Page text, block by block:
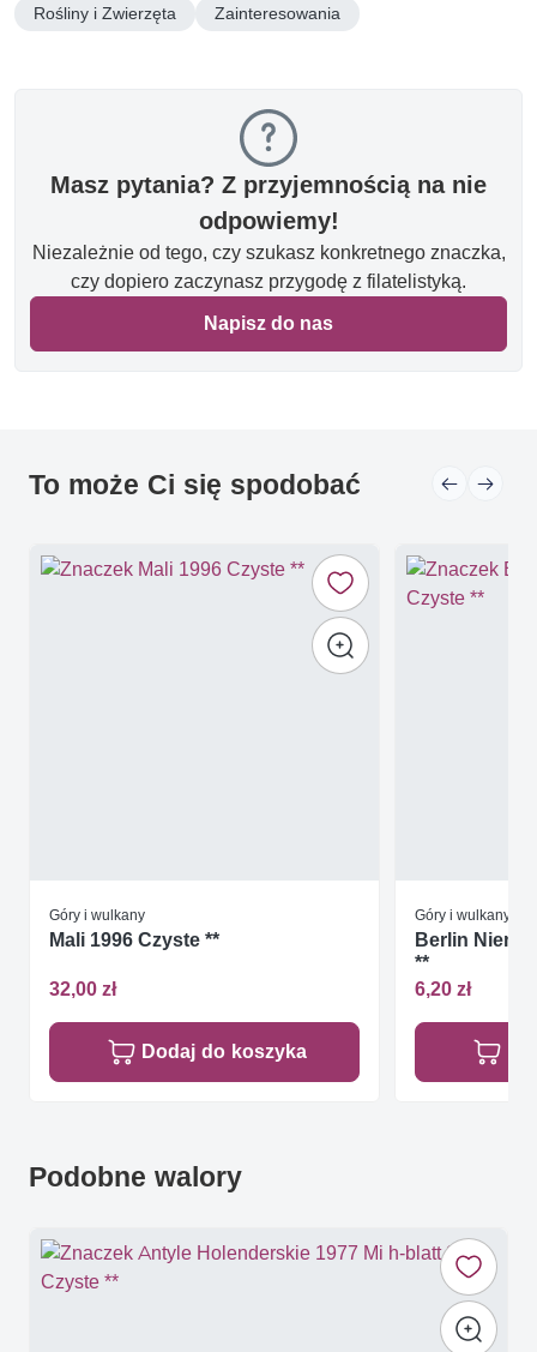
Rośliny i Zwierzęta
Zainteresowania
Masz pytania? Z przyjemnością na nie
odpowiemy!
Niezależnie od tego, czy szukasz konkretnego znaczka,
czy dopiero zaczynasz przygodę z filatelistyką.
Napisz do nas
To może Ci się spodobać
Góry i wulkany
Mali 1996 Czyste **
32,00 zł
Dodaj do koszyka
Góry i wulkany
Berlin
**
6,20 zł
Podobne walory